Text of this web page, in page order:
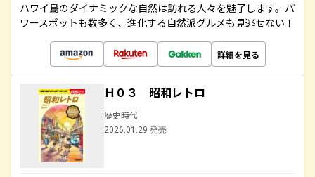
ハワイ島のダイナミックな自然は訪れる人々を魅了します。パ
ワースポットも数多く、進化する自然派グルメも見逃せない！
詳細を見る
Ｈ０３ 昭和レトロ
歴史時代
2026.01.29 発売